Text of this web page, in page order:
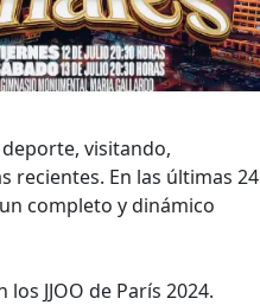
visitando,
recientes. En las últimas 24
completo y dinámico
JJOO de París 2024.